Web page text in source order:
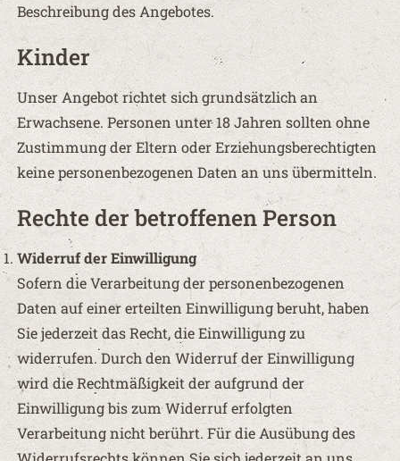
Beschreibung des Angebotes.
Kinder
Unser Angebot richtet sich grundsätzlich an
Erwachsene. Personen unter 18 Jahren sollten ohne
Zustimmung der Eltern oder Erziehungsberechtigten
keine personenbezogenen Daten an uns übermitteln.
Rechte der betroffenen Person
Widerruf der Einwilligung
Sofern die Verarbeitung der personenbezogenen
Daten auf einer erteilten Einwilligung beruht, haben
Sie jederzeit das Recht, die Einwilligung zu
widerrufen. Durch den Widerruf der Einwilligung
wird die Rechtmäßigkeit der aufgrund der
Einwilligung bis zum Widerruf erfolgten
Verarbeitung nicht berührt. Für die Ausübung des